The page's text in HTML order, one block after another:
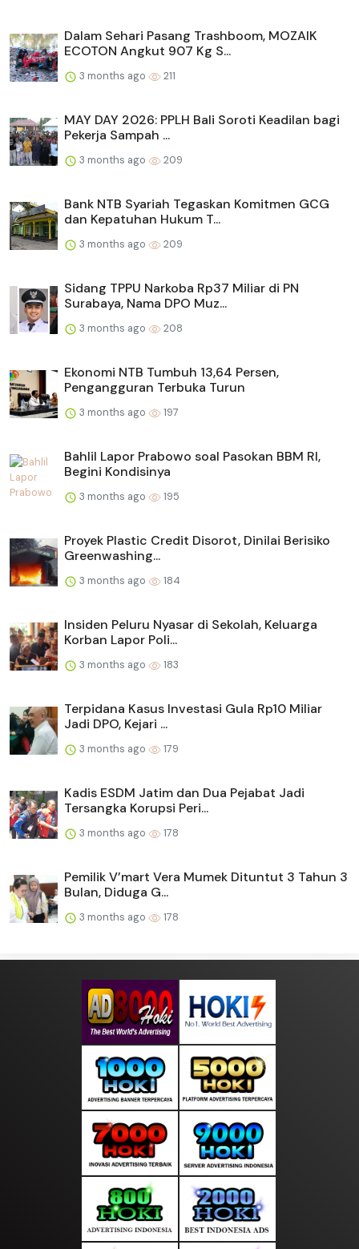
Dalam Sehari Pasang Trashboom, MOZAIK
ECOTON Angkut 907 Kg S...
3 months ago 211
MAY DAY 2026: PPLH Bali Soroti Keadilan bagi
Pekerja Sampah ...
3 months ago 209
Bank NTB Syariah Tegaskan Komitmen GCG
dan Kepatuhan Hukum T...
3 months ago 209
Sidang TPPU Narkoba Rp37 Miliar di PN
Surabaya, Nama DPO Muz...
3 months ago 208
Ekonomi NTB Tumbuh 13,64 Persen,
Pengangguran Terbuka Turun
3 months ago 197
Bahlil Lapor Prabowo soal Pasokan BBM RI,
Begini Kondisinya
3 months ago 195
Proyek Plastic Credit Disorot, Dinilai Berisiko
Greenwashing...
3 months ago 184
Insiden Peluru Nyasar di Sekolah, Keluarga
Korban Lapor Poli...
3 months ago 183
Terpidana Kasus Investasi Gula Rp10 Miliar
Jadi DPO, Kejari ...
3 months ago 179
Kadis ESDM Jatim dan Dua Pejabat Jadi
Tersangka Korupsi Peri...
3 months ago 178
Pemilik V’mart Vera Mumek Dituntut 3 Tahun 3
Bulan, Diduga G...
3 months ago 178